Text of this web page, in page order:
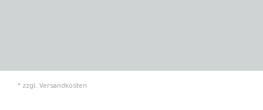
* zzgl. Versandkosten